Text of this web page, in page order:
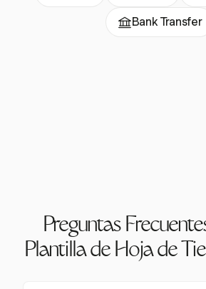
Bank Transfer
Preguntas
Plantilla de Hoja de